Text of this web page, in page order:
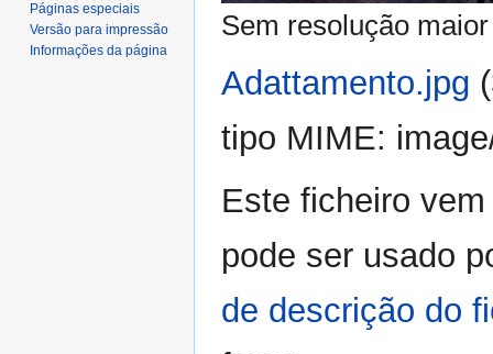
Sem resolução
Adattamento.jpg
tipo MIME:
Este ficheiro
pode ser usado
de descrição do
Páginas especiais
Versão para impressão
Informações da página